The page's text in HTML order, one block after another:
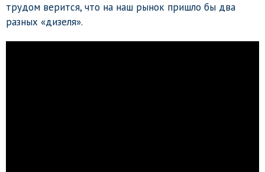
трудом верится, что на наш рынок пришло бы два
разных «дизеля».